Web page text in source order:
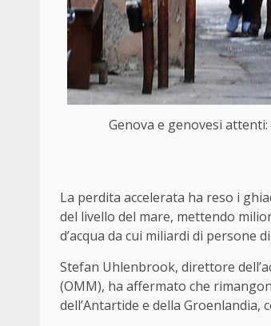
Genova e genovesi
La perdita accelerata ha reso i
del livello del mare, mettendo
d’acqua da cui miliardi di persone
Stefan Uhlenbrook, direttore
(OMM), ha affermato che
dell’Antartide e della Groenlandia,